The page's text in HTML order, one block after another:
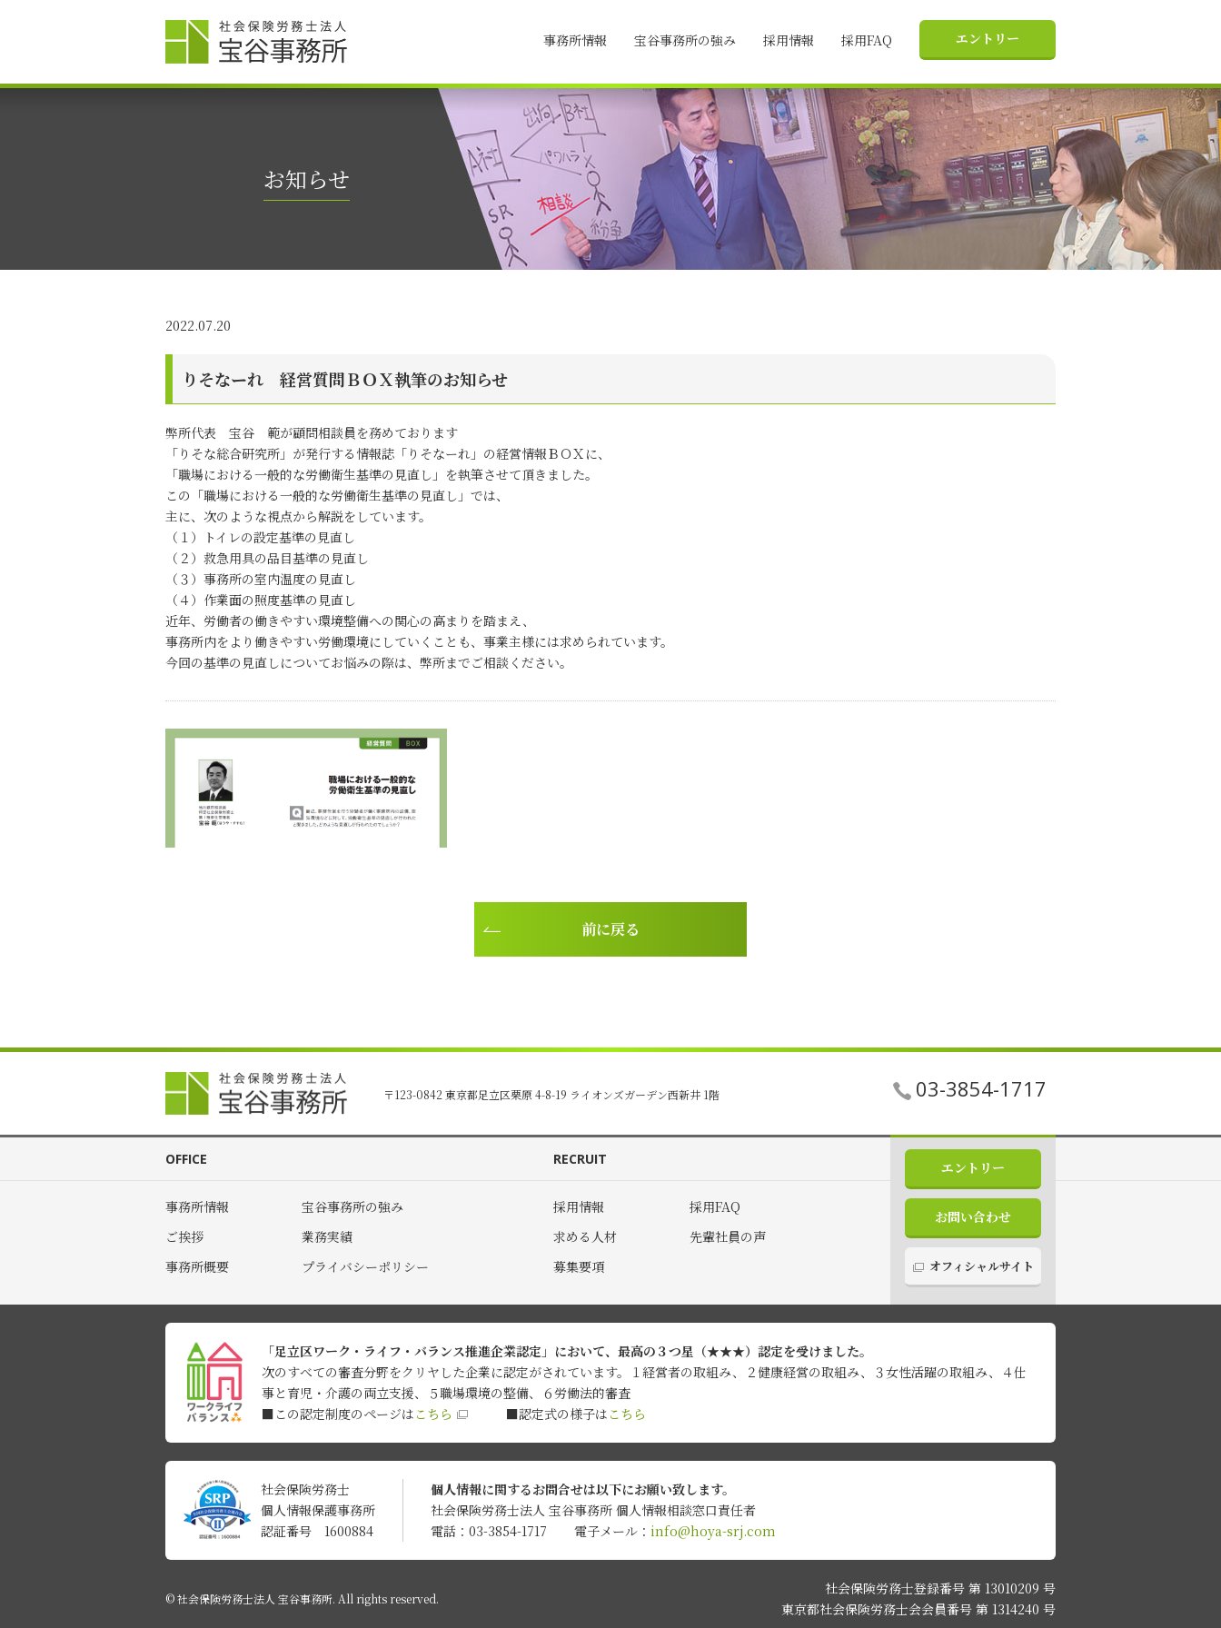
事務所情報 宝谷事務所の強み 採用情報 採用FAQ エントリー
お知らせ
2022.07.20
りそなーれ 経営質問ＢＯＸ執筆のお知らせ
弊所代表 宝谷 範が顧問相談員を務めております
「りそな総合研究所」が発行する情報誌「りそなーれ」の経営情報ＢＯＸに、
「職場における一般的な労働衛生基準の見直し」を執筆させて頂きました。
この「職場における一般的な労働衛生基準の見直し」では、
主に、次のような視点から解説をしています。
（１）トイレの設定基準の見直し
（２）救急用具の品目基準の見直し
（３）事務所の室内温度の見直し
（４）作業面の照度基準の見直し
近年、労働者の働きやすい環境整備への関心の高まりを踏まえ、
事務所内をより働きやすい労働環境にしていくことも、事業主様には求められています。
今回の基準の見直しについてお悩みの際は、弊所までご相談ください。
前に戻る
〒123-0842 東京都足立区栗原 4-8-19 ライオンズガーデン西新井 1階 03-3854-1717
OFFICE
事務所情報
ご挨拶
事務所概要
宝谷事務所の強み
業務実績
プライバシーポリシー
RECRUIT
採用情報
求める人材
募集要項
採用FAQ
先輩社員の声
エントリー
お問い合わせ
オフィシャルサイト
「足立区ワーク・ライフ・バランス推進企業認定」において、最高の３つ星（★★★）認定を受けました。
次のすべての審査分野をクリヤした企業に認定がされています。１経営者の取組み、２健康経営の取組み、３女性活躍の取組み、４仕
事と育児・介護の両立支援、５職場環境の整備、６労働法的審査
■この認定制度のページは こちら ■認定式の様子は こちら
社会保険労務士
個人情報保護事務所
認証番号 1600884
個人情報に関するお問合せは以下にお願い致します。
社会保険労務士法人 宝谷事務所 個人情報相談窓口責任者
電話：03-3854-1717
電子メール： info@hoya-srj.com
社会保険労務士登録番号 第 13010209 号
東京都社会保険労務士会会員番号 第 1314240 号
© 社会保険労務士法人 宝谷事務所. All rights reserved.